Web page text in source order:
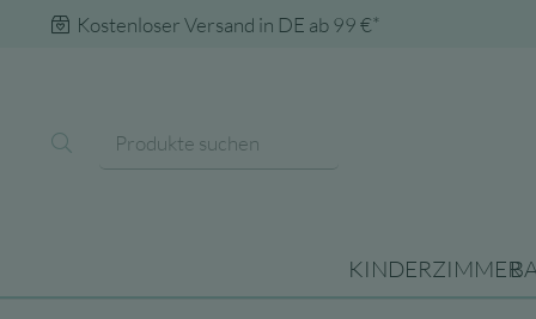
Kostenloser Versand in DE ab 99 €*
KINDERZIMMER